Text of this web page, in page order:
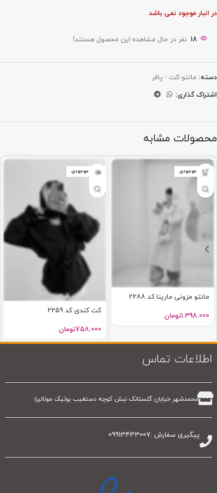
در انبار موجود نمی باشد
18 نفر در حال مشاهده این محصول هستند!
دسته: مانتو-کت - پافر
اشتراک گذاری:
محصولات مشابه
اتمام موجودی
مانتو مزونی مارینا کد 2288
1.398.000تومان
اتمام موجودی
کت کندی کد 2259
758.000تومان
اطلاعات تماس
محمدشهر خیابان گلستانک نبش کوچه دستغیب بوتیک مونالیزا
پیگیری سفارش :09913433007